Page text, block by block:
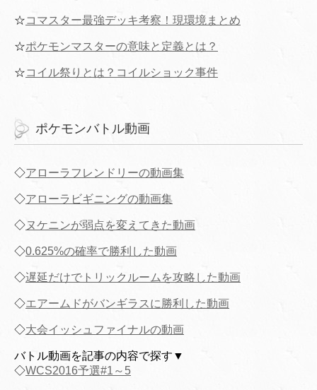
☆コマスター最強デッキ考察！現環境まとめ
☆ポケモンマスターの意味と定義とは？
☆コイル祭りとは？コイルショック事件
ポケモンバトル動画
◇アローラフレンドリーの動画集
◇アローラビギニングの動画集
◇ヌケニンが弱点を変えてきた動画
◇0.625%の確率で勝利した動画
◇遅延だけでトリックルームを攻略した動画
◇エアームドがバンギラスに勝利した動画
◇大会イッシュファイナルの動画
バトル動画を記事の内容で探す▼
◇WCS2016予選#1～5